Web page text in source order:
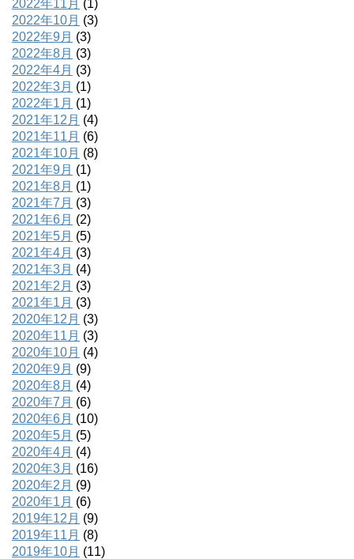
2022年11月 (1)
2022年10月 (3)
2022年9月 (3)
2022年8月 (3)
2022年4月 (3)
2022年3月 (1)
2022年1月 (1)
2021年12月 (4)
2021年11月 (6)
2021年10月 (8)
2021年9月 (1)
2021年8月 (1)
2021年7月 (3)
2021年6月 (2)
2021年5月 (5)
2021年4月 (3)
2021年3月 (4)
2021年2月 (3)
2021年1月 (3)
2020年12月 (3)
2020年11月 (3)
2020年10月 (4)
2020年9月 (9)
2020年8月 (4)
2020年7月 (6)
2020年6月 (10)
2020年5月 (5)
2020年4月 (4)
2020年3月 (16)
2020年2月 (9)
2020年1月 (6)
2019年12月 (9)
2019年11月 (8)
2019年10月 (11)